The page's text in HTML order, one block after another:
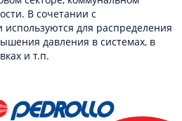
В сочетании с
используются для распределения
давления в системах, в
и т.п.